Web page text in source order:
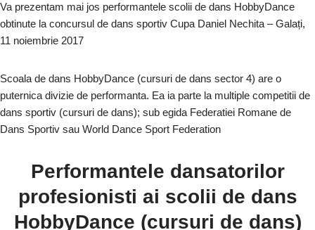
c
e
o
o
k
k
e
n
d
di
tt
at
p
p
e
m
p
n
k
ta
z
ă
Va prezentam mai jos performantele scolii de dans HobbyDance
obtinute la concursul de dans sportiv Cupa Daniel Nechita – Galați,
11 noiembrie 2017
Scoala de dans HobbyDance (cursuri de dans sector 4) are o
puternica divizie de performanta. Ea ia parte la multiple competitii de
dans sportiv (cursuri de dans); sub egida Federatiei Romane de
Dans Sportiv sau World Dance Sport Federation
Performantele dansatorilor
profesionisti ai scolii de dans
HobbyDance (cursuri de dans)